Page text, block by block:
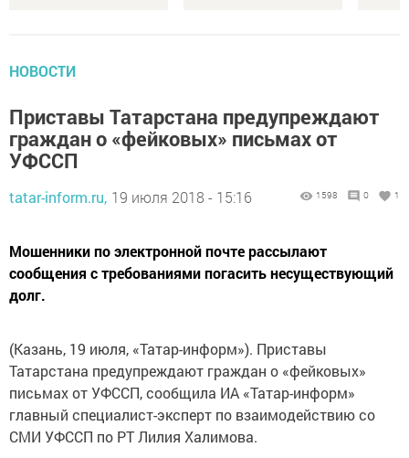
НОВОСТИ
Приставы Татарстана предупреждают
граждан о «фейковых» письмах от
УФССП
tatar-inform.ru, 19 июля 2018 - 15:16 1598 0 1
Мошенники по электронной почте рассылают
сообщения с требованиями погасить несуществующий
долг.
(Казань, 19 июля, «Татар-информ»). Приставы
Татарстана предупреждают граждан о «фейковых»
письмах от УФССП, сообщила ИА «Татар-информ»
главный специалист-эксперт по взаимодействию со
СМИ УФССП по РТ Лилия Халимова.